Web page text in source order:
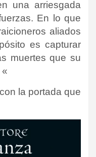
una arriesgada
En lo que
aliados
es capturar
muertes que su
la portada que